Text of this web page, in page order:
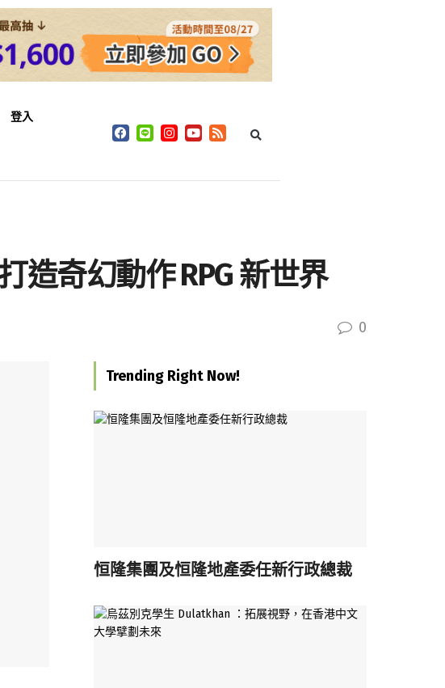
登入
奇幻動作 RPG 新世界
0
Trending Right Now!
恒隆集團及恒隆地產委任新行政總裁